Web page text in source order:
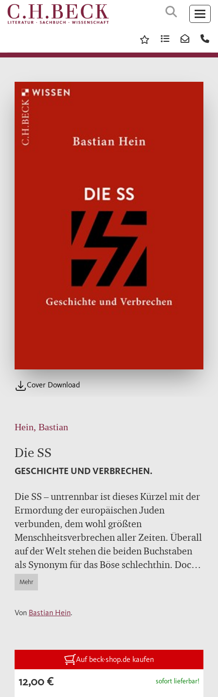
Cover Download
Hein, Bastian
Die SS
GESCHICHTE UND VERBRECHEN.
Die SS – untrennbar ist dieses Kürzel mit der
Ermordung der europäischen Juden
verbunden, dem wohl größten
Menschheitsverbrechen aller Zeiten. Überall
auf der Welt stehen die beiden Buchstaben
als Synonym für das Böse schlechthin. Doch
wie genau wurde der «Schwarze Orden» zum
Vollstrecker des nationalsozialistischen
Forschung führt Bastian Hein in die
Organisation, ihren Kult sowie die Auslese
verübten Verbrechen.
Mehr
Von Bastian Hein.
Auf beck-shop.de kaufen
12,00 € sofort lieferbar!